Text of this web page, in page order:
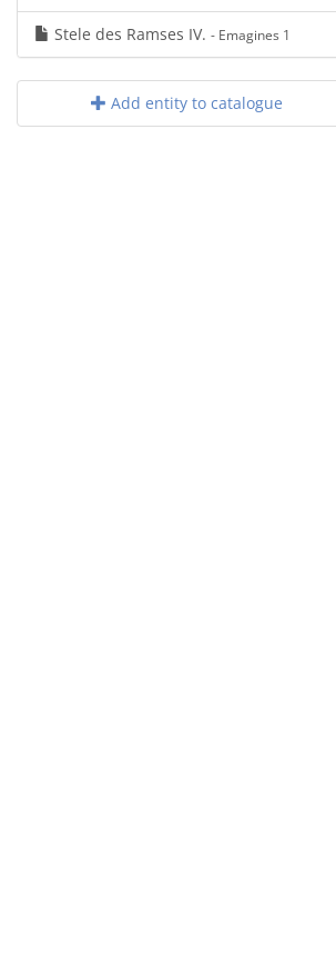
Stele des Ramses IV. - Emagines 1
Add entity to catalogue